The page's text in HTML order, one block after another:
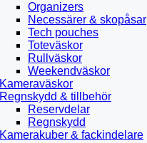
Organizers
Necessärer & skopåsar
Tech pouches
Toteväskor
Rullväskor
Weekendväskor
Kameraväskor
Regnskydd & tillbehör
Reservdelar
Regnskydd
Kamerakuber & fackindelare